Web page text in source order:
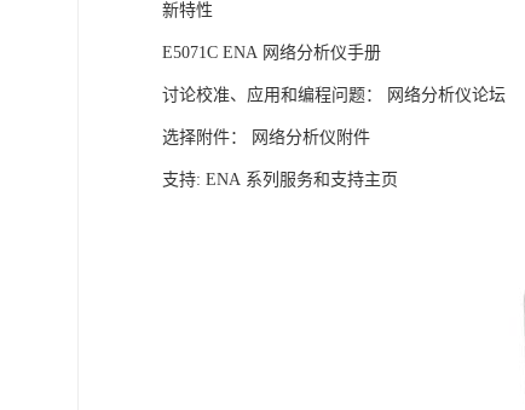
新特性
E5071C ENA 网络分析仪手册
讨论校准、应用和编程问题： 网络分析仪论坛
选择附件： 网络分析仪附件
支持: ENA 系列服务和支持主页